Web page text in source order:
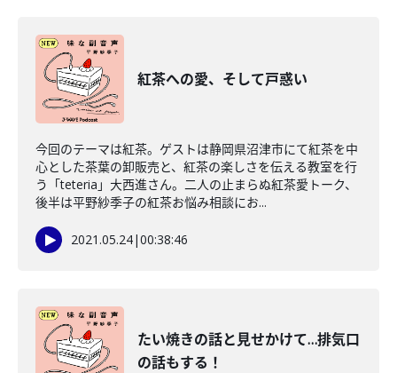
紅茶への愛、そして戸惑い
今回のテーマは紅茶。ゲストは静岡県沼津市にて紅茶を中
心とした茶葉の卸販売と、紅茶の楽しさを伝える教室を行
う「teteria」大西進さん。二人の止まらぬ紅茶愛トーク、
後半は平野紗季子の紅茶お悩み相談にお...
2021.05.24|00:38:46
たい焼きの話と見せかけて…排気口
の話もする！